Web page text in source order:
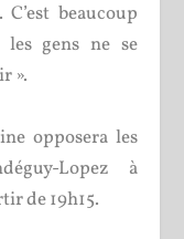
beaucoup
les gens ne se
».
opposera les
Lopez à
de 19h15.